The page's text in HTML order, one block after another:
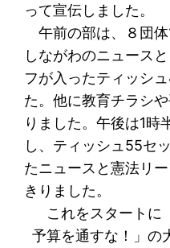
って宣伝しました。
午前の部は、８団
しながわのニュース
フが入ったティッシ
た。他に教育チラシ
りました。午後は1時
し、ティッシュ55セ
たニュースと憲法リ
きりました。
これをスタートに
予算を通すな！」の